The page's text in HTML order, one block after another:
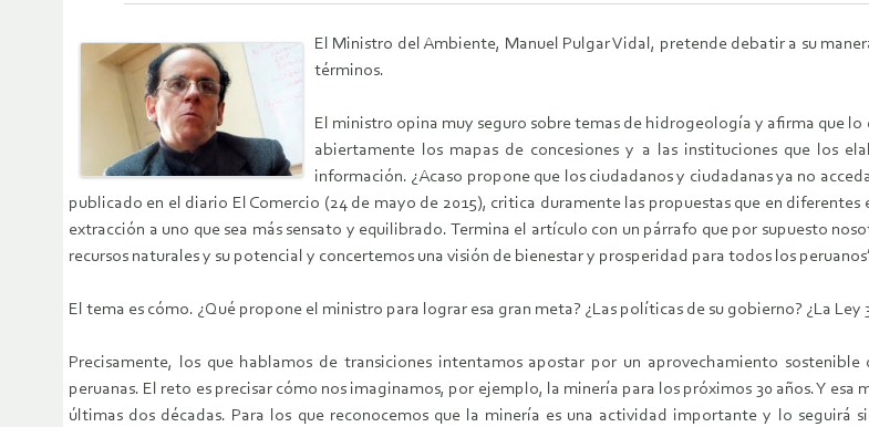
El Ministro del Ambiente, Manuel Pulgar Vidal, pretende debatir a su
términos.
El ministro opina muy seguro sobre temas de hidrogeología y afirma que
abiertamente los mapas de concesiones y a las instituciones que los
información. ¿Acaso propone que los ciudadanos y ciudadanas ya no
publicado en el diario El Comercio (24 de mayo de 2015), critica duramente las propuestas que en
extracción a uno que sea más sensato y equilibrado. Termina el artículo con un párrafo que por supuesto
recursos naturales y su potencial y concertemos una visión de bienestar y prosperidad para todos los
El tema es cómo. ¿Qué propone el ministro para lograr esa gran meta? ¿Las políticas de su gobierno? ¿La
Precisamente, los que hablamos de transiciones intentamos apostar por un aprovechamiento
peruanas. El reto es precisar cómo nos imaginamos, por ejemplo, la minería para los próximos 30 años. Y
últimas dos décadas. Para los que reconocemos que la minería es una actividad importante y lo